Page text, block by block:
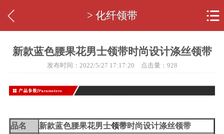
 > 化纤领带 
新款蓝色腰果花男士领带时尚设计涤丝领带
发布时间：2022/5/27 17:17:20 点击量： 928
品名 新款蓝色腰果花男士领带时尚设计涤丝领带